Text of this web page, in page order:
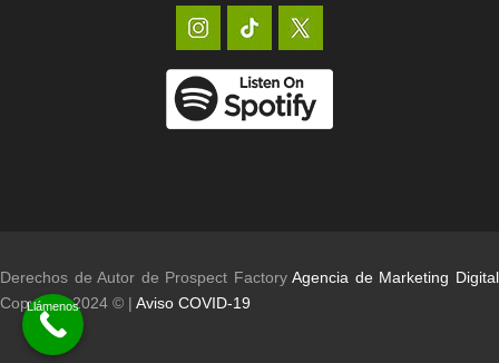
Derechos de Autor de Prospect FactoryAgencia de Marketing Digital
Copyright 2024 © | Aviso COVID-19